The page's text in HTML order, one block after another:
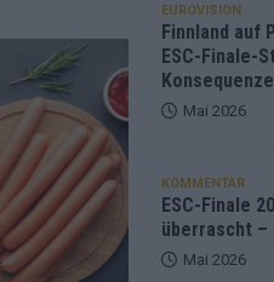
EUROVISION
Finnland auf
ESC-Finale-
Mai 2026
KOMMENTAR
ESC-Finale
überrascht –
Mai 2026